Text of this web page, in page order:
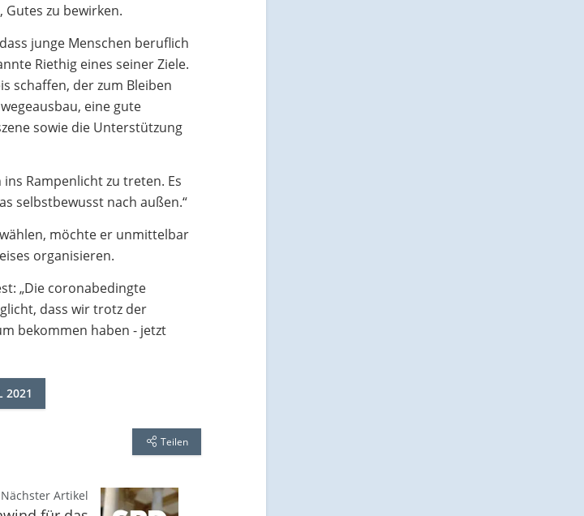
Gutes zu bewirken.
junge Menschen beruflich
Riethig eines seiner Ziele.
schaffen, der zum Bleiben
eine gute
sowie die Unterstützung
Rampenlicht zu treten. Es
selbstbewusst nach außen.“
möchte er unmittelbar
organisieren.
„Die coronabedingte
dass wir trotz der
bekommen haben - jetzt
2021
Teilen
Nächster Artikel